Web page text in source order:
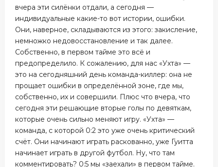
вчера эти силёнки отдали, а сегодня —
индивидуальные какие-то вот истории, ошибки.
Они, наверное, складываются из этого: закисление,
немножко недовосстановление и так далее.
Собственно, в первом тайме это всё и
предопределило. К сожалению, для нас «Ухта» —
это на сегодняшний день команда-киллер: она не
прощает ошибки в определённой зоне, где мы,
собственно, их и совершили. Плюс что вчера, что
сегодня эти решающие вторые голы по девяткам,
которые очень сильно меняют игру. «Ухта» —
команда, с которой 0:2 это уже очень критический
счёт. Они начинают играть раскованно, уже Гуитта
начинает играть в другой футбол. Ну, что там
комментировать? 0:5 мы «заехали» в первом тайме.